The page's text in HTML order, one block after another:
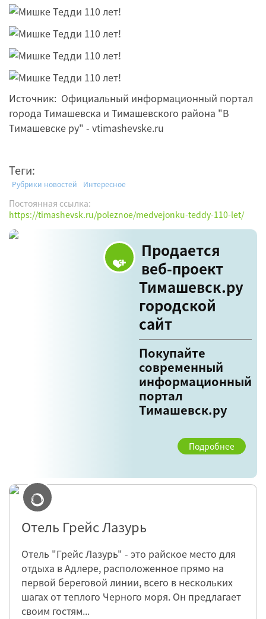
Источник: Официальный информационный портал
города Тимашевска и Тимашевского района "В
Тимашевске ру" - vtimashevske.ru
Теги:
Рубрики новостей Интересное
Постоянная ссылка:
https://timashevsk.ru/poleznoe/medvejonku-teddy-110-let/
Продается
веб-проект
Тимашевск.ру
городской
сайт
Покупайте
современный
информационный
портал
Тимашевск.ру
Подробнее
Отель Грейс Лазурь
Отель "Грейс Лазурь" - это райское место для
отдыха в Адлере, расположенное прямо на
первой береговой линии, всего в нескольких
шагах от теплого Черного моря. Он предлагает
своим гостям...